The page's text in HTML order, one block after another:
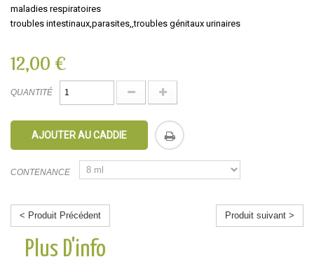
maladies respiratoires
troubles intestinaux,parasites,,troubles génitaux urinaires
12,00 €
QUANTITÉ
AJOUTER AU CADDIE
CONTENANCE
< Produit Précédent Produit suivant >
Plus D'info